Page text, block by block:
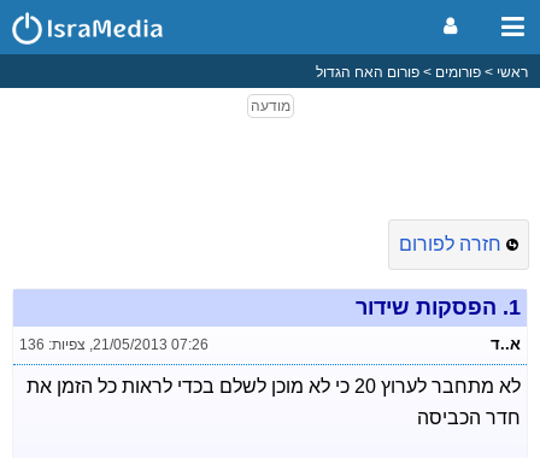
ראשי פורומים פורום האח הגדול
חזרה לפורום
1. הפסקות שידור
א..ד 21/05/2013 07:26
, צפיות: 136
לא מתחבר לערוץ 20 כי לא מוכן לשלם בכדי לראות כל הזמן את
חדר הכביסה